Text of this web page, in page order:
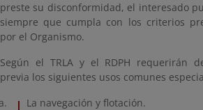
preste su disconformidad, el interesado
siempre que cumpla con los criterios
por el Organismo.
Según el TRLA y el RDPH requerirán
previa los siguientes usos comunes
La navegación y flotación.